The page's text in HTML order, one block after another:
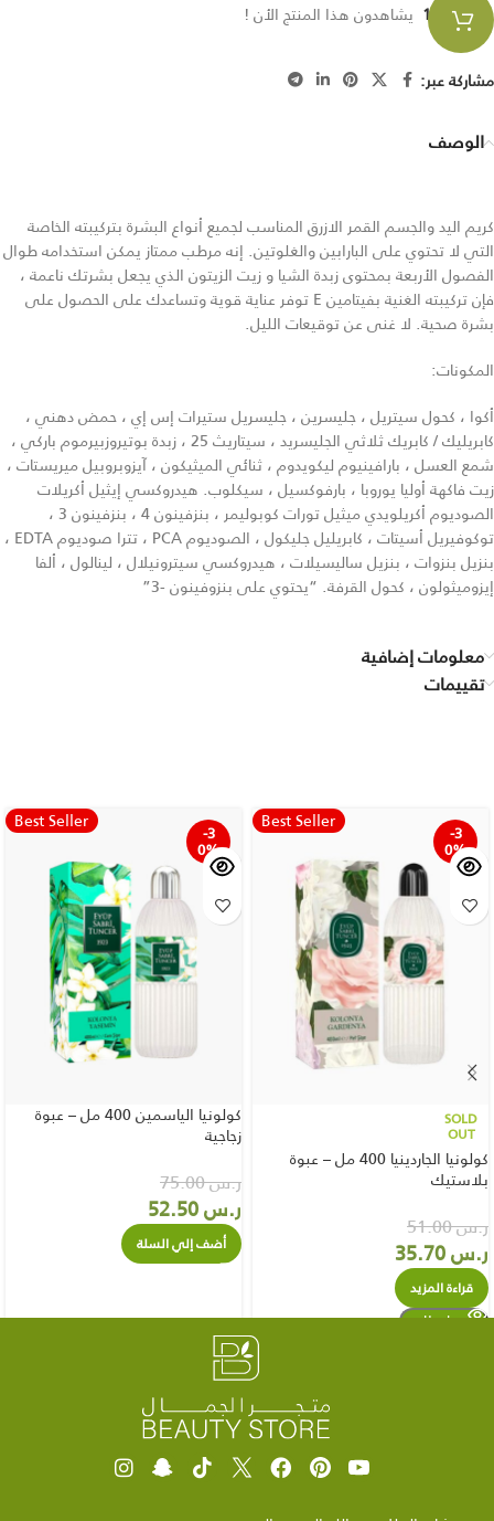
120 يشاهدون هذا المنتج الأن !
مشاركة عبر:
الوصف
كريم اليد والجسم القمر الازرق المناسب لجميع أنواع البشرة بتركيبته الخاصة
التي لا تحتوي على البارابين والغلوتين. إنه مرطب ممتاز يمكن استخدامه طوال
الفصول الأربعة بمحتوى زبدة الشيا و زيت الزيتون الذي يجعل بشرتك ناعمة ،
فإن تركيبته الغنية بفيتامين E توفر عناية قوية وتساعدك على الحصول على
بشرة صحية. لا غنى عن توقيعات الليل.
المكونات:
أكوا ، كحول سيتريل ، جليسرين ، جليسريل ستيرات إس إي ، حمض دهني ،
كابريليك / كابريك ثلاثي الجليسريد ، سيتاريث 25 ، زبدة بوتيروزبيرموم باركي ،
شمع العسل ، بارافينيوم ليكويدوم ، ثنائي الميثيكون ، آيزوبروبيل ميريستات ،
زيت فاكهة أوليا يوروبا ، بارفوكسيل ، سيكلوب. هيدروكسي إيثيل أكريلات
الصوديوم أكريلويدي ميثيل تورات كوبوليمر ، بنزفينون 4 ، بنزفينون 3 ،
توكوفيريل أسيتات ، كابريليل جليكول ، الصوديوم PCA ، تترا صوديوم EDTA ،
بنزيل بنزوات ، بنزيل ساليسيلات ، هيدروكسي سيترونيلال ، لينالول ، ألفا
إيزوميثولون ، كحول القرفة. “يحتوي على بنزوفينون -3”
معلومات إضافية
تقييمات
Best Seller
-3
0%
SOLD
OUT
كولونيا الجاردينيا 400 مل – عبوة
بلاستيك
ر.س51.00
ر.س
قراءة المزيد
Best Seller
-3
0%
كولونيا الياسمين 400 مل – عبوة
زجاجية
ر.س75.00
ر.س
أضف إلي السلة